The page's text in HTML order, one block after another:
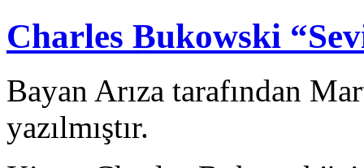
Charles Bukowski
Bayan Arıza tarafından
yazılmıştır.